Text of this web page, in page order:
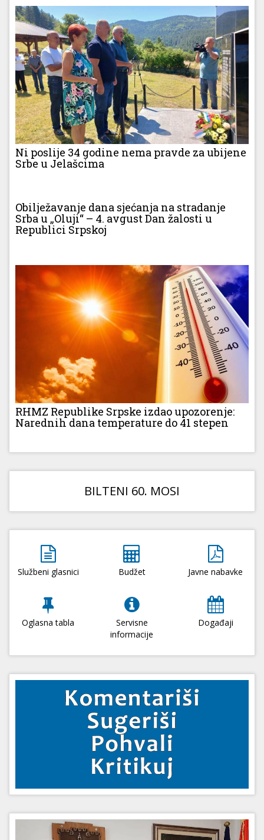
Ni poslije 34 godine nema pravde za ubijene
Srbe u Jelašcima
Obilježavanje dana sjećanja na stradanje
Srba u „Oluji“ – 4. avgust Dan žalosti u
Republici Srpskoj
RHMZ Republike Srpske izdao upozorenje:
Narednih dana temperature do 41 stepen
BILTENI 60. MOSI
Službeni glasnici Budžet Javne nabavke
Oglasna tabla
Servisne
informacije
Događaji